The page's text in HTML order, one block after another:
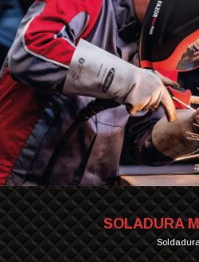
SOLADURA
Soldadura